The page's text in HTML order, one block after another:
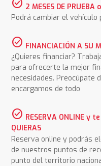
check_circle 2 MESES DE
Podrá cambiar el
check_circle FINANCIACIÓN A SU
¿Quieres financiar?
para ofrecerte la mejor
necesidades.
encargamos de todo
check_circle RESERVA ONLINE y
QUIERAS
Reserva online y podrás
de nuestros puntos de
punto del territorio